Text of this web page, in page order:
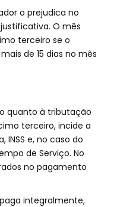
o prejudica no
O mês
terceiro se o
de 15 dias no mês
quanto à tributação
terceiro, incide a
INSS e, no caso do
de Serviço. No
no pagamento
integralmente,